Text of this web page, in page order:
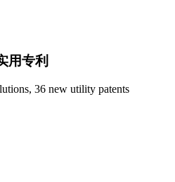
用专利
36 new utility patents